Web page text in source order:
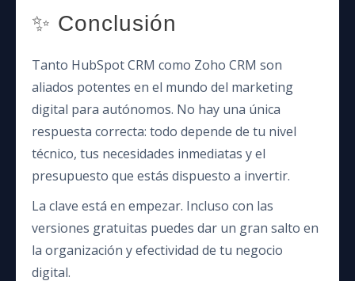
✨ Conclusión
Tanto HubSpot CRM como Zoho CRM son
aliados potentes en el mundo del marketing
digital para autónomos. No hay una única
respuesta correcta: todo depende de tu nivel
técnico, tus necesidades inmediatas y el
presupuesto que estás dispuesto a invertir.
La clave está en empezar. Incluso con las
versiones gratuitas puedes dar un gran salto en
la organización y efectividad de tu negocio
digital.